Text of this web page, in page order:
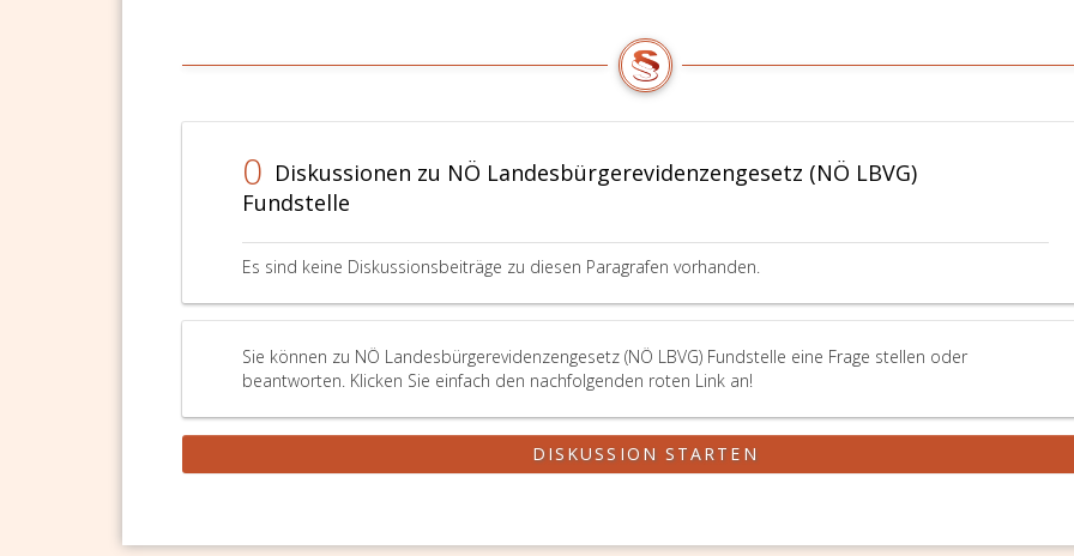
0 Diskussionen zu NÖ Landesbürgerevidenzengesetz (NÖ LBVG)
Fundstelle
Es sind keine Diskussionsbeiträge zu diesen Paragrafen vorhanden.
Sie können zu NÖ Landesbürgerevidenzengesetz (NÖ LBVG) Fundstelle eine Frage stellen oder
beantworten. Klicken Sie einfach den nachfolgenden roten Link an!
DISKUSSION STARTEN